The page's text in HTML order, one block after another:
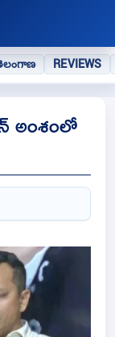
REVIEWS
అంశంలో